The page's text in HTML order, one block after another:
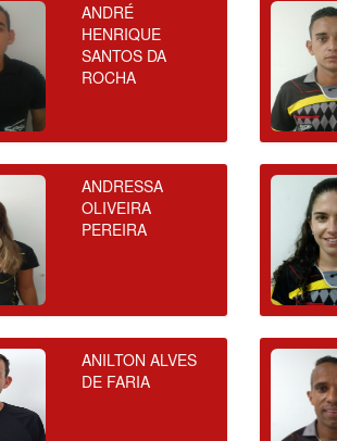
ANDRÉ
HENRIQUE
SANTOS DA
ROCHA
ANDRESSA
OLIVEIRA
PEREIRA
ANILTON ALVES
DE FARIA